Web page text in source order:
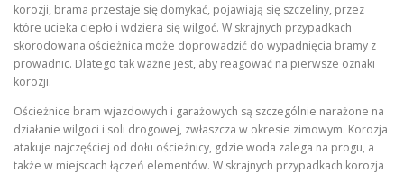
korozji, brama przestaje się domykać, pojawiają się szczeliny, przez
które ucieka ciepło i wdziera się wilgoć. W skrajnych przypadkach
skorodowana ościeżnica może doprowadzić do wypadnięcia bramy z
prowadnic. Dlatego tak ważne jest, aby reagować na pierwsze oznaki
korozji.
Ościeżnice bram wjazdowych i garażowych są szczególnie narażone na
działanie wilgoci i soli drogowej, zwłaszcza w okresie zimowym. Korozja
atakuje najczęściej od dołu ościeżnicy, gdzie woda zalega na progu, a
także w miejscach łączeń elementów. W skrajnych przypadkach korozja